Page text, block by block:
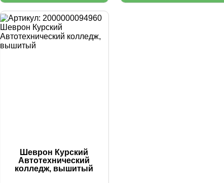
Шеврон Курский
Автотехнический
колледж, вышитый